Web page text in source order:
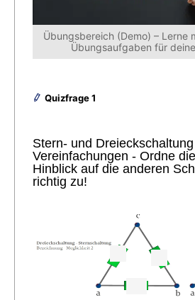
Übungsbereich (Demo) – Lerne
Übungsaufgaben für
Quizfrage 1